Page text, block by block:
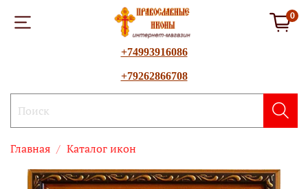
0
+74993916086
+79262866708
Главная Каталог икон